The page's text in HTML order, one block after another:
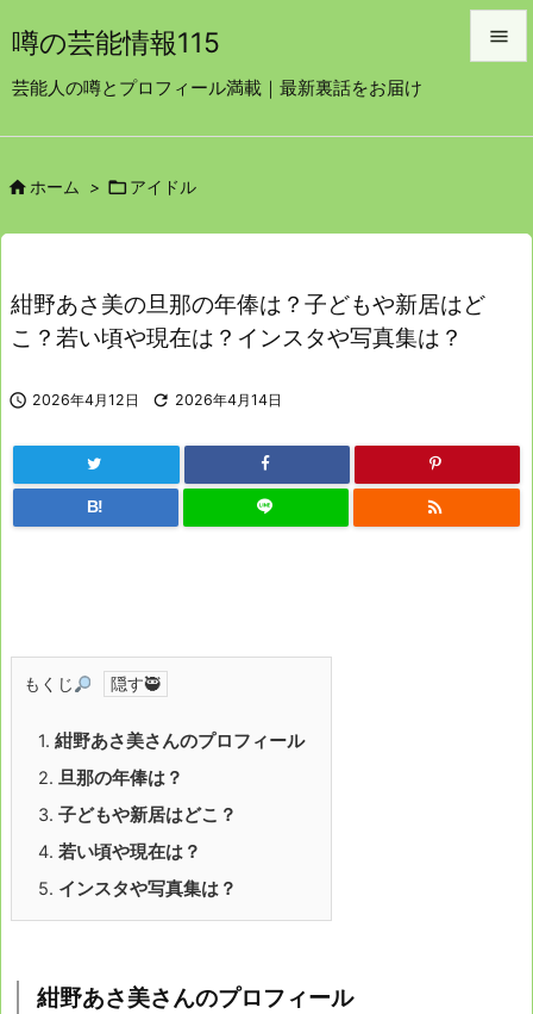
噂の芸能情報115
芸能人の噂とプロフィール満載｜最新裏話をお届け

前へ
ホーム >  アイドル
紺野あさ美の旦那の年俸は？子どもや新居はど
こ？若い頃や現在は？インスタや写真集は？
 2026年4月12日  2026年4月14日
B! 
もくじ
1. 紺野あさ美さんのプロフィール
2. 旦那の年俸は？
3. 子どもや新居はどこ？
4. 若い頃や現在は？
5. インスタや写真集は？
紺野あさ美さんのプロフィール